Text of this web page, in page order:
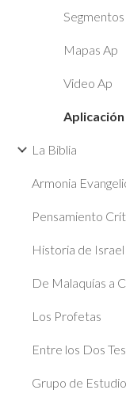
Segmentos
Mapas Ap
Video Ap
Aplicación
La Biblia
Armonia
Pensamiento
Historia de Israel
De Malaquías a
Los Profetas
Entre los Dos
Grupo de